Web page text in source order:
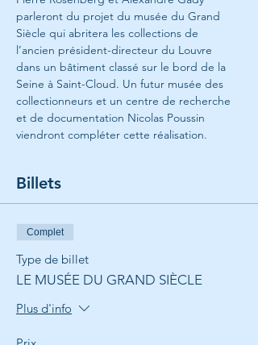
parleront du projet du musée du Grand
Siècle qui abritera les collections de
l’ancien président-directeur du Louvre
dans un bâtiment classé sur le bord de la
Seine à Saint-Cloud. Un futur musée des
collectionneurs et un centre de recherche
et de documentation Nicolas Poussin
viendront compléter cette réalisation.
Billets
Complet
Type de billet
LE MUSÉE DU GRAND SIÈCLE
Plus d'info